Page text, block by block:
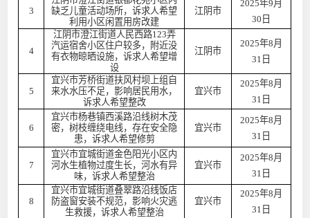
3
缺乏儿童活动场所，诉求人希望
利用小区闲置用房改建
江阴市
2025年9月
30日
4
江阴市澄江街道人民西路123弄
汽运宿舍小区住户较多，附近没
有衣物晾晒设施，诉求人希望增
设
江阴市
2025年8月
31日
5
宜兴市芳桥街道扶风村坝上组自
来水水压不足，影响居民用水，
诉求人希望整改
宜兴市
2025年8月
31日
6
宜兴市杨巷镇西溪路沿线树木茂
密，树枝缠绕电线，存在安全隐
患，诉求人希望修剪
宜兴市
2025年8月
31日
7
宜兴市宜城街道金色阳光小区内
河水生植物过度生长，河水有异
味，诉求人希望整治
宜兴市
2025年8月
31日
8
宜兴市宜城街道叠翠路沿线饭店
防盗窗安装不规范，影响火灾逃
生救援，诉求人希望整治
宜兴市
2025年8月
31日